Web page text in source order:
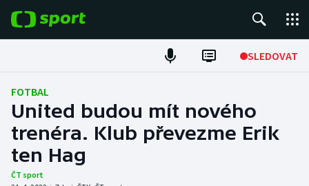
SLEDOVAT
ME v atletice
ME v plavání
Fotbal
FOTBAL
United budou mít nového
trenéra. Klub převezme Erik
ten Hag
ČT sport